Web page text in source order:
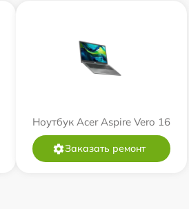
Ноутбук Acer Aspire Vero 16
Заказать ремонт